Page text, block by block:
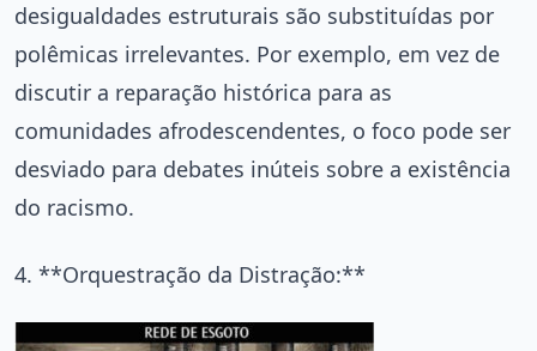
desigualdades estruturais são substituídas por
polêmicas irrelevantes. Por exemplo, em vez de
discutir a reparação histórica para as
comunidades afrodescendentes, o foco pode ser
desviado para debates inúteis sobre a existência
do racismo.
4. **Orquestração da Distração:**